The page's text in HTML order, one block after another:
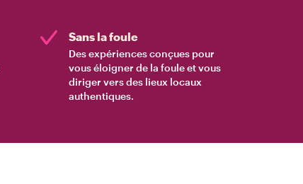
Sans la foule
Des expériences conçues pour
vous éloigner de la foule et vous
diriger vers des lieux locaux
authentiques.